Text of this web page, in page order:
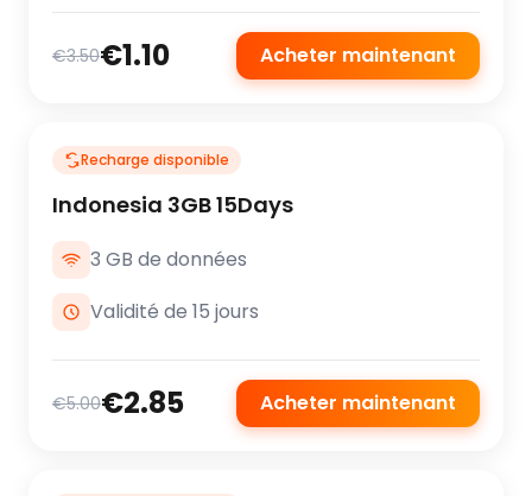
€3.50€1.10 Acheter maintenant
Recharge disponible
Indonesia 3GB 15Days
3 GB de données
Validité de 15 jours
€5.00€2.85 Acheter maintenant